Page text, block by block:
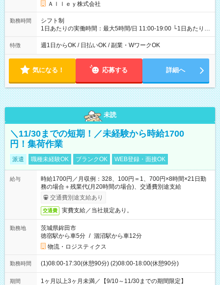
Ａｌｌｅｙ株式会社
勤務時間
シフト制
1日あたりの実働時間：最大5時間/日 11:00-19:00 └1日あたりの
実働時間：1-5時間 └上記の時間帯内であれば、いつでも勤務可
能！ └平日・土曜日の中で、お好きな曜日でご勤務いただけま
18:00 などのように、自由な働き方が可能なお仕事です！
特徴 週1日からOK / 日払いOK / 副業・WワークOK
気になる！ 応募する 詳細へ
未読
＼11/30までの短期！／未経験から時給1700
円！集荷作業
派遣 職種未経験OK ブランクOK WEB登録・面接OK
給与
時給1700円／月収例：328、100円＝1、700円×8時間×21日勤
務の場合＋残業代(月20時間の場合)、交通費別途支給
交通費別途支給あり
交通費 実費支給／当社規定あり。
勤務地
茨城県鉾田市
徳宿駅から車5分 / 涸沼駅から車12分
物流・ロジスティクス
勤務時間 (1)08:00-17:30(休憩90分) (2)08:00-18:00(休憩90分)
期間 1ヶ月以上3ヶ月未満／【9/10～11/30までの期間限定】